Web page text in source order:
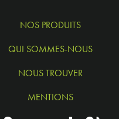
NOS PRODUITS
QUI SOMMES-NOUS
NOUS TROUVER
MENTIONS